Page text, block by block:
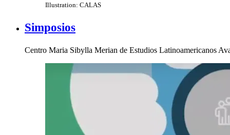
Illustration: CALAS
Simposios
Centro Maria Sibylla Merian de Estudios Latinoamericanos